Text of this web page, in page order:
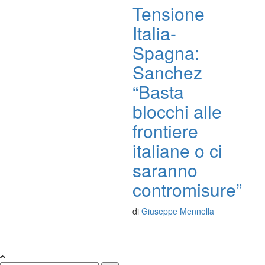
Tensione
Italia-
Spagna:
Sanchez
“Basta
blocchi alle
frontiere
italiane o ci
saranno
contromisure”
di Giuseppe Mennella